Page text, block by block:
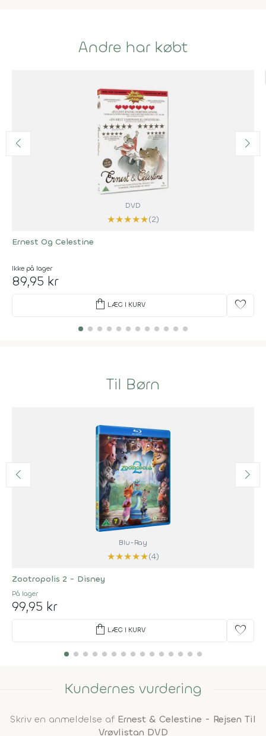
Andre har købt
DVD
★★★★★(2)
Ernest Og Celestine
Ikke på lager
89,95 kr
shopping_bag LÆG I KURV favorite
Til Børn
Blu-Ray
★★★★★(4)
Zootropolis 2 - Disney
På lager
99,95 kr
shopping_bag LÆG I KURV favorite
Kundernes vurdering
Skriv en anmeldelse af Ernest & Celestine - Rejsen Til
Vrøvlistan DVD